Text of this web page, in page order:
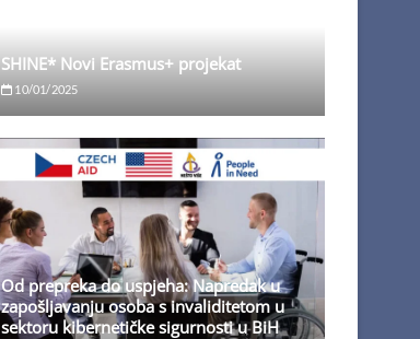
SHINE* Novi Erasmus+ projekat
10/01/2025
Od prepreka do uspjeha: Napredak u
zapošljavanju osoba s invaliditetom u
sektoru kibernetičke sigurnosti u BiH